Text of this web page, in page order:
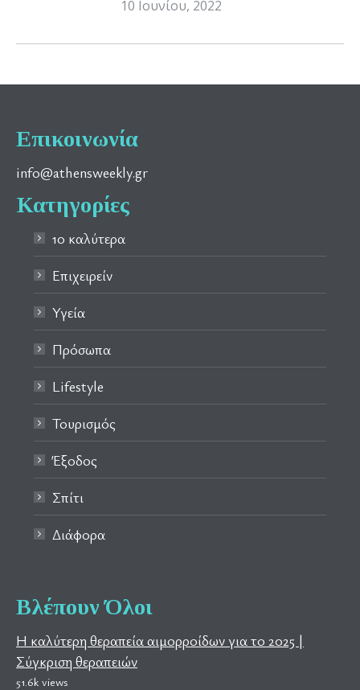
10 Ιουνίου, 2022
Επικοινωνία
info@athensweekly.gr
Κατηγορίες
10 καλύτερα
Επιχειρείν
Υγεία
Πρόσωπα
Lifestyle
Τουρισμός
Έξοδος
Σπίτι
Διάφορα
Βλέπουν Όλοι
Η καλύτερη θεραπεία αιμορροίδων για το 2025 |
Σύγκριση θεραπειών
51.6k views